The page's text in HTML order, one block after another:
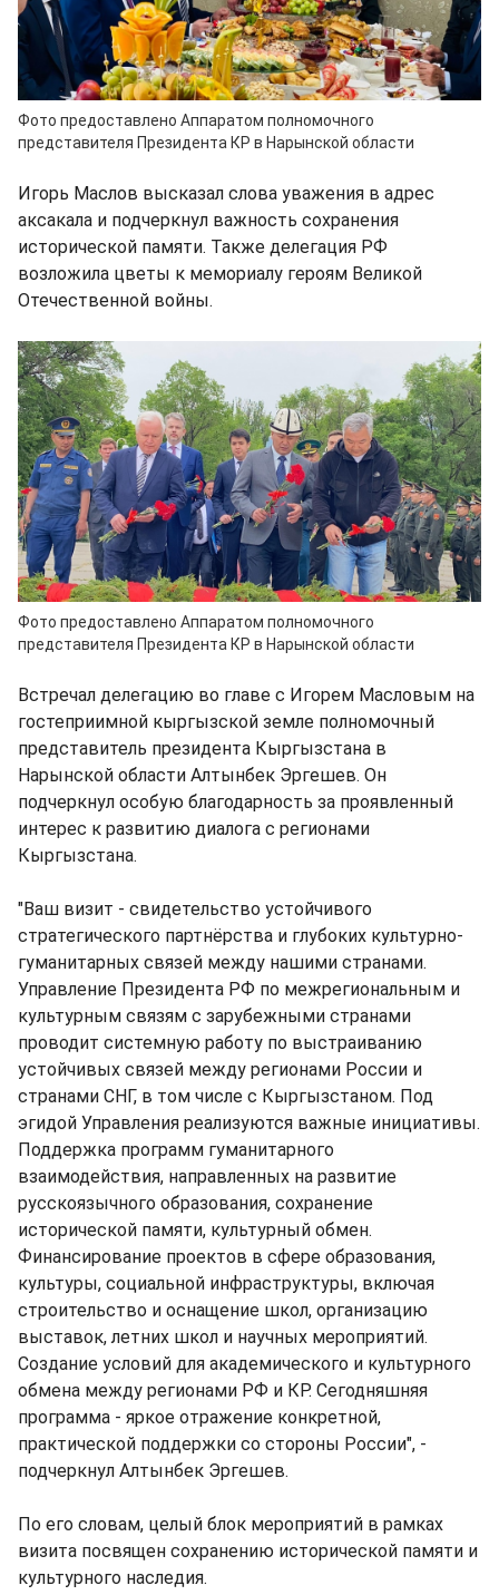
Фото предоставлено Аппаратом полномочного
представителя Президента КР в Нарынской области
Игорь Маслов высказал слова уважения в адрес
аксакала и подчеркнул важность сохранения
исторической памяти. Также делегация РФ
возложила цветы к мемориалу героям Великой
Отечественной войны.
Фото предоставлено Аппаратом полномочного
представителя Президента КР в Нарынской области
Встречал делегацию во главе с Игорем Масловым на
гостеприимной кыргызской земле полномочный
представитель президента Кыргызстана в
Нарынской области Алтынбек Эргешев. Он
подчеркнул особую благодарность за проявленный
интерес к развитию диалога с регионами
Кыргызстана.
"Ваш визит - свидетельство устойчивого
стратегического партнёрства и глубоких культурно-
гуманитарных связей между нашими странами.
Управление Президента РФ по межрегиональным и
культурным связям с зарубежными странами
проводит системную работу по выстраиванию
устойчивых связей между регионами России и
странами СНГ, в том числе с Кыргызстаном. Под
эгидой Управления реализуются важные инициативы.
Поддержка программ гуманитарного
взаимодействия, направленных на развитие
русскоязычного образования, сохранение
исторической памяти, культурный обмен.
Финансирование проектов в сфере образования,
культуры, социальной инфраструктуры, включая
строительство и оснащение школ, организацию
выставок, летних школ и научных мероприятий.
Создание условий для академического и культурного
обмена между регионами РФ и КР. Сегодняшняя
программа - яркое отражение конкретной,
практической поддержки со стороны России", -
подчеркнул Алтынбек Эргешев.
По его словам, целый блок мероприятий в рамках
визита посвящен сохранению исторической памяти и
культурного наследия.